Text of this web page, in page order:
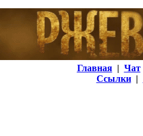
Главная | Чат
Ссылки |